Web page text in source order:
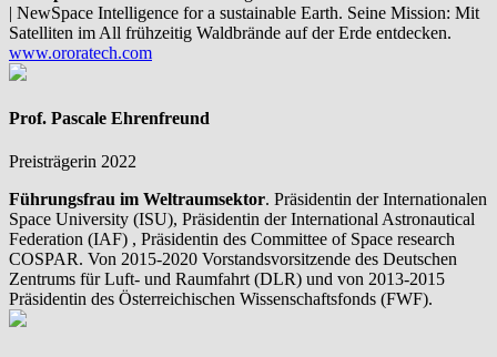
| NewSpace Intelligence for a sustainable Earth. Seine Mission: Mit
Satelliten im All frühzeitig Waldbrände auf der Erde entdecken.
www.ororatech.com
Prof. Pascale Ehrenfreund
Preisträgerin 2022
Führungsfrau im Weltraumsektor. Präsidentin der Internationalen
Space University (ISU), Präsidentin der International Astronautical
Federation (IAF) , Präsidentin des Committee of Space research
COSPAR. Von 2015-2020 Vorstandsvorsitzende des Deutschen
Zentrums für Luft- und Raumfahrt (DLR) und von 2013-2015
Präsidentin des Österreichischen Wissenschaftsfonds (FWF).